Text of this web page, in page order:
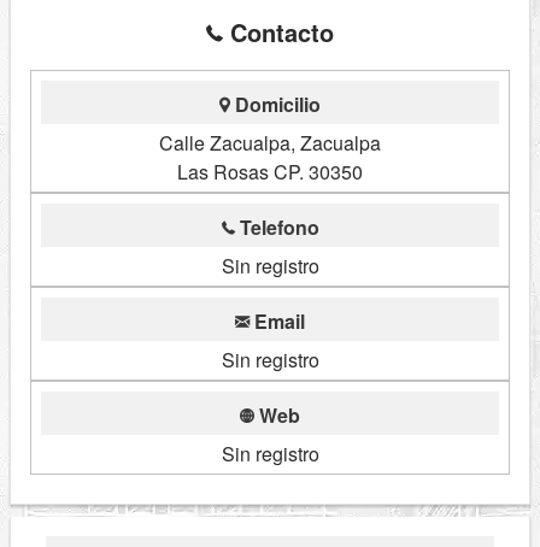
Contacto
Domicilio
Calle Zacualpa, Zacualpa
Las Rosas CP. 30350
Telefono
Sin registro
Email
Sin registro
Web
Sin registro